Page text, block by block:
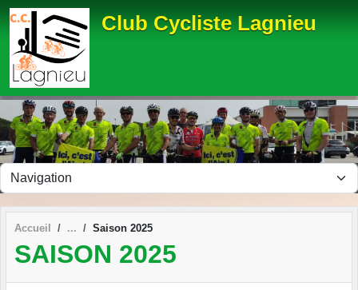
Club Cycliste Lagnieu
Accueil Saison 2025
SAISON 2025
Panneau de gestion des cookies